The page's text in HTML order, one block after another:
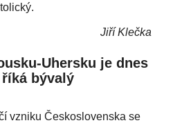
Jiří Klečka
Uhersku je dnes
bývalý
vzniku Československa se